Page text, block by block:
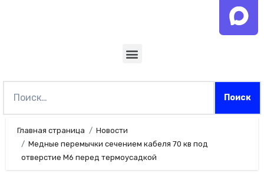
Главная страница
Новости
Медные перемычки сечением кабеля 70 кв под
отверстие М6 перед термоусадкой